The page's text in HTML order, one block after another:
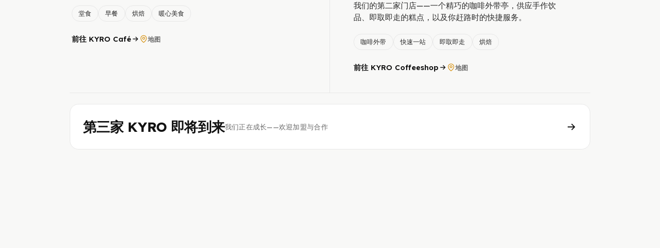
堂食 早餐 烘焙 暖心美食
前往 KYRO Café 地图
我们的第二家门店——一个精巧的咖啡外带亭，供应手作饮
品、即取即走的糕点，以及你赶路时的快捷服务。
咖啡外带 快速一站 即取即走 烘焙
前往 KYRO Coffeeshop 地图
第三家 KYRO 即将到来我们正在成长——欢迎加盟与合作